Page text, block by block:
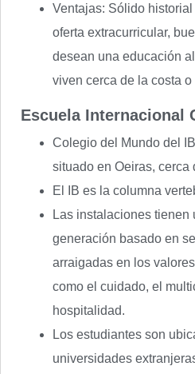
Ventajas: Sólido
oferta extracurricular,
desean una educación
viven cerca de la costa o
Escuela Internacional
Colegio del Mundo del
situado en Oeiras, cerca
El IB es la columna
Las instalaciones tienen
generación basado en
arraigadas en los
como el cuidado, el
hospitalidad.
Los estudiantes son
universidades